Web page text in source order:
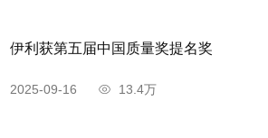
伊利获第五届中国质量奖提名奖
2025-09-16 13.4万